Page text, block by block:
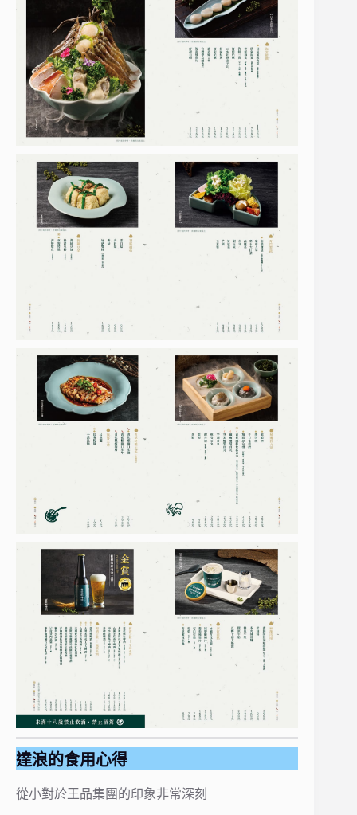
達浪的食用心得
從小對於王品集團的印象非常深刻